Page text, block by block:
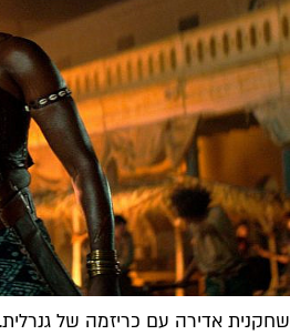
שחקנית אדירה עם כריזמה של גנרלית.